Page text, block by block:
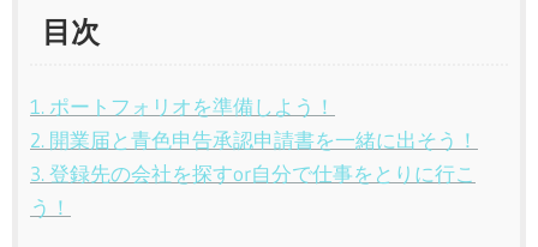
目次
1. ポートフォリオを準備しよう！
2. 開業届と青色申告承認申請書を一緒に出そう！
3. 登録先の会社を探すor自分で仕事をとりに行こ
う！